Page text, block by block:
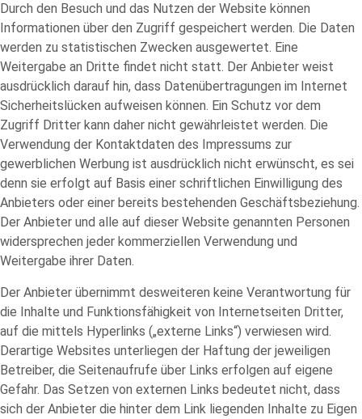
Durch den Besuch und das Nutzen der Website können
Informationen über den Zugriff gespeichert werden. Die Daten
werden zu statistischen Zwecken ausgewertet. Eine
Weitergabe an Dritte findet nicht statt. Der Anbieter weist
ausdrücklich darauf hin, dass Datenübertragungen im Internet
Sicherheitslücken aufweisen können. Ein Schutz vor dem
Zugriff Dritter kann daher nicht gewährleistet werden. Die
Verwendung der Kontaktdaten des Impressums zur
gewerblichen Werbung ist ausdrücklich nicht erwünscht, es sei
denn sie erfolgt auf Basis einer schriftlichen Einwilligung des
Anbieters oder einer bereits bestehenden Geschäftsbeziehung.
Der Anbieter und alle auf dieser Website genannten Personen
widersprechen jeder kommerziellen Verwendung und
Weitergabe ihrer Daten.
Der Anbieter übernimmt desweiteren keine Verantwortung für
die Inhalte und Funktionsfähigkeit von Internetseiten Dritter,
auf die mittels Hyperlinks („externe Links“) verwiesen wird.
Derartige Websites unterliegen der Haftung der jeweiligen
Betreiber, die Seitenaufrufe über Links erfolgen auf eigene
Gefahr. Das Setzen von externen Links bedeutet nicht, dass
sich der Anbieter die hinter dem Link liegenden Inhalte zu Eigen